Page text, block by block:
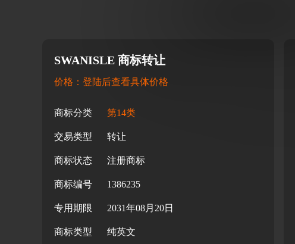
SWANISLE 商标转让
价格：登陆后查看具体价格
商标分类 第14类
交易类型 转让
商标状态 注册商标
商标编号 1386235
专用期限 2031年08月20日
商标类型 纯英文